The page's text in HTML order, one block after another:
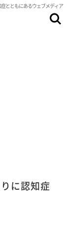
とともにあるウェブメディア
に認知症